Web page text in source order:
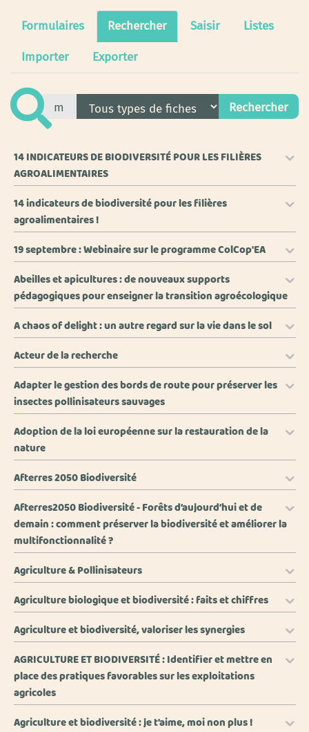
Formulaires Rechercher Saisir Listes
Importer Exporter
14 INDICATEURS DE BIODIVERSITÉ POUR LES FILIÈRES
AGROALIMENTAIRES
14 indicateurs de biodiversité pour les filières
agroalimentaires !
19 septembre : Webinaire sur le programme ColCop'EA
Abeilles et apicultures : de nouveaux supports
pédagogiques pour enseigner la transition agroécologique
A chaos of delight : un autre regard sur la vie dans le sol
Acteur de la recherche
Adapter le gestion des bords de route pour préserver les
insectes pollinisateurs sauvages
Adoption de la loi européenne sur la restauration de la
nature
Afterres 2050 Biodiversité
Afterres2050 Biodiversité - Forêts d’aujourd’hui et de
demain : comment préserver la biodiversité et améliorer la
multifonctionnalité ?
Agriculture & Pollinisateurs
Agriculture biologique et biodiversité : faits et chiffres
Agriculture et biodiversité, valoriser les synergies
AGRICULTURE ET BIODIVERSITÉ : Identifier et mettre en
place des pratiques favorables sur les exploitations
agricoles
Agriculture et biodiversité : je t'aime, moi non plus !